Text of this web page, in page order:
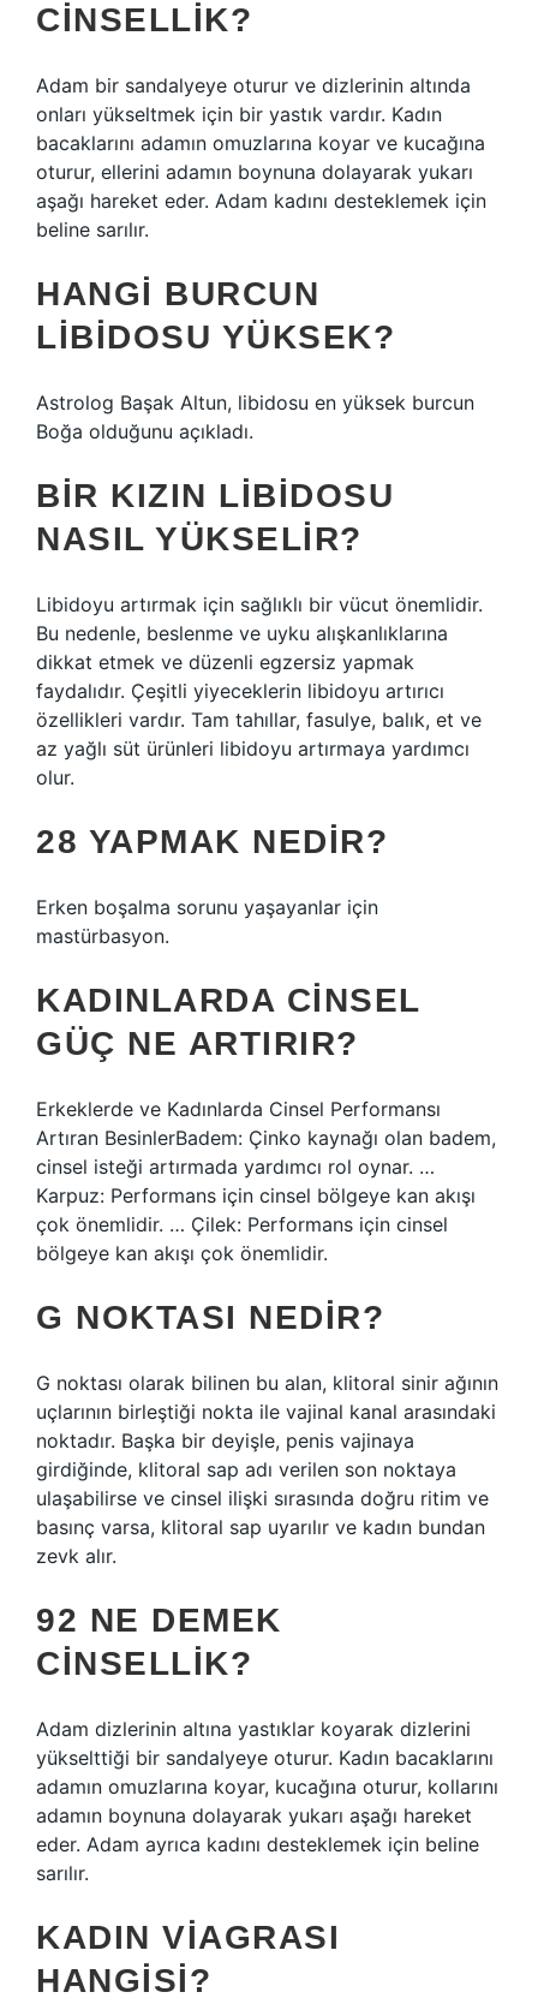
CINSELLIK?
Adam bir sandalyeye oturur ve dizlerinin altında
onları yükseltmek için bir yastık vardır. Kadın
bacaklarını adamın omuzlarına koyar ve kucağına
oturur, ellerini adamın boynuna dolayarak yukarı
aşağı hareket eder. Adam kadını desteklemek için
beline sarılır.
HANGI BURCUN
LIBIDOSU YÜKSEK?
Astrolog Başak Altun, libidosu en yüksek burcun
Boğa olduğunu açıkladı.
BIR KIZIN LIBIDOSU
NASIL YÜKSELIR?
Libidoyu artırmak için sağlıklı bir vücut önemlidir.
Bu nedenle, beslenme ve uyku alışkanlıklarına
dikkat etmek ve düzenli egzersiz yapmak
faydalıdır. Çeşitli yiyeceklerin libidoyu artırıcı
özellikleri vardır. Tam tahıllar, fasulye, balık, et ve
az yağlı süt ürünleri libidoyu artırmaya yardımcı
olur.
28 YAPMAK NEDIR?
Erken boşalma sorunu yaşayanlar için
mastürbasyon.
KADINLARDA CINSEL
GÜÇ NE ARTIRIR?
Erkeklerde ve Kadınlarda Cinsel Performansı
Artıran BesinlerBadem: Çinko kaynağı olan badem,
cinsel isteği artırmada yardımcı rol oynar. …
Karpuz: Performans için cinsel bölgeye kan akışı
çok önemlidir. … Çilek: Performans için cinsel
bölgeye kan akışı çok önemlidir.
G NOKTASI NEDIR?
G noktası olarak bilinen bu alan, klitoral sinir ağının
uçlarının birleştiği nokta ile vajinal kanal arasındaki
noktadır. Başka bir deyişle, penis vajinaya
girdiğinde, klitoral sap adı verilen son noktaya
ulaşabilirse ve cinsel ilişki sırasında doğru ritim ve
basınç varsa, klitoral sap uyarılır ve kadın bundan
zevk alır.
92 NE DEMEK
CINSELLIK?
Adam dizlerinin altına yastıklar koyarak dizlerini
yükselttiği bir sandalyeye oturur. Kadın bacaklarını
adamın omuzlarına koyar, kucağına oturur, kollarını
adamın boynuna dolayarak yukarı aşağı hareket
eder. Adam ayrıca kadını desteklemek için beline
sarılır.
KADIN VIAGRASI
HANGISI?